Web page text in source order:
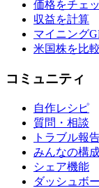
価格をチェ
収益を計算
マイニング
米国株を比較
コミュニティ
自作レシピ
質問・相談
トラブル報
みんなの構
シェア機能
ダッシュボ